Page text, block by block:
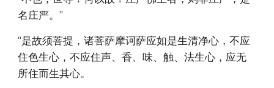
名庄严。”
“是故须菩提，诸菩萨摩诃萨应如是生清净心，不应
住色生心，不应住声、香、味、触、法生心，应无
所住而生其心。